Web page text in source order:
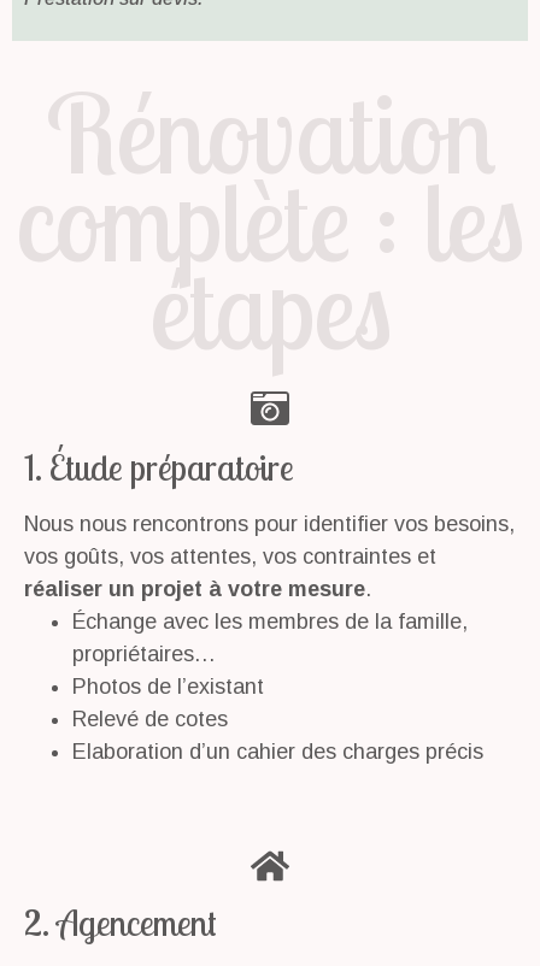
Rénovation
complète : les
étapes
1. Étude préparatoire
Nous nous rencontrons pour identifier vos besoins,
vos goûts, vos attentes, vos contraintes et
réaliser un projet à votre mesure.
Échange avec les membres de la famille,
propriétaires…
Photos de l’existant
Relevé de cotes
Elaboration d’un cahier des charges précis
2. Agencement